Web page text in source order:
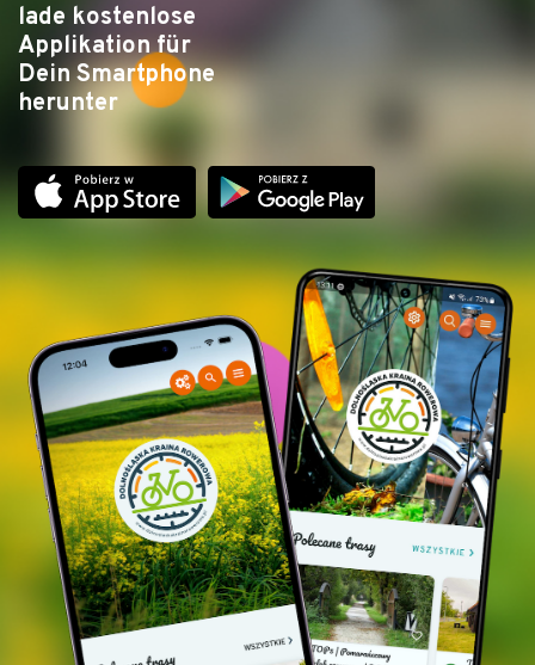
lade kostenlose
Applikation für
Dein Smartphone
herunter